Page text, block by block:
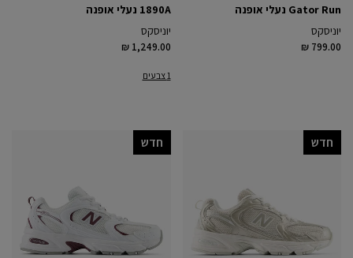
Gator Run נעלי אופנה
יוניסקס
₪ 799.00
1890A נעלי אופנה
יוניסקס
₪ 1,249.00
1 צבעים
חדש חדש